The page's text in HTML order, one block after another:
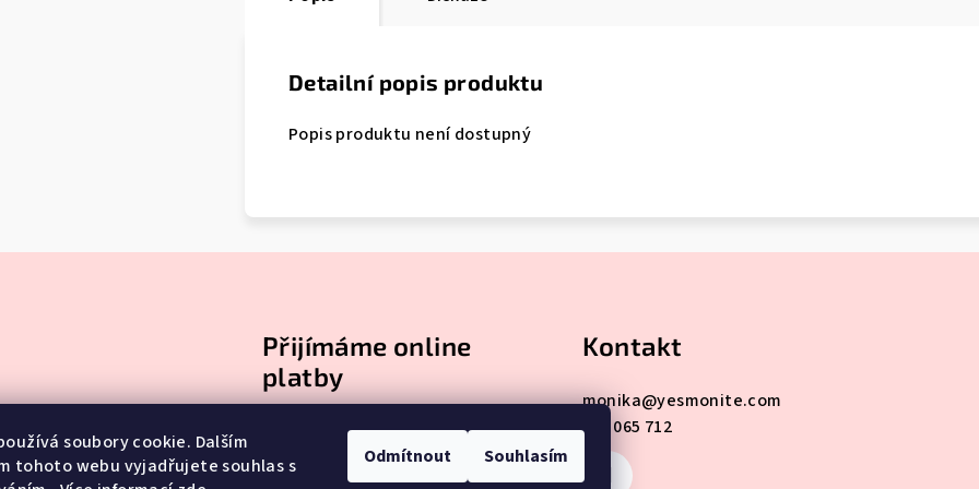
soubory cookie. Dalším
tohoto webu vyjadřujete souhlas s
Odmítnout Souhlasím
Detailní popis produktu
Popis produktu není dostupný
Přijímáme online
platby
Kontakt
monika@yesmonite.com
605 065 712